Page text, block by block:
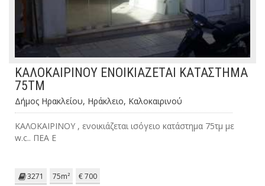
ΚΑΛΟΚΑΙΡΙΝΟΥ ΕΝΟΙΚΙΑΖΕΤΑΙ ΚΑΤΑΣΤΗΜΑ
75ΤΜ
Δήμος Ηρακλείου, Ηράκλειο, Καλοκαιρινού
ΚΑΛΟΚΑΙΡΙΝΟΥ , ενοικιάζεται ισόγειο κατάστημα 75τμ με
w.c.. ΠΕΑ Ε
3271 75m² € 700